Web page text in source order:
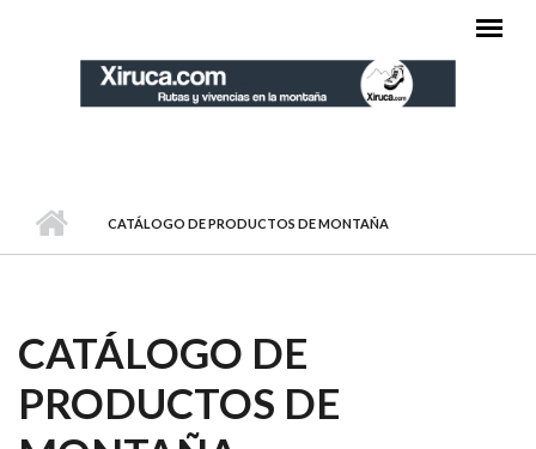
CATÁLOGO DE PRODUCTOS DE MONTAÑA
CATÁLOGO DE
PRODUCTOS DE